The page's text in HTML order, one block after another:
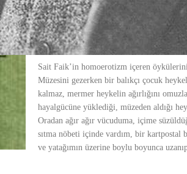
Öykülerindeki homoerotizm “İpek Mendil”,
gizlenir. Bu belirsizlikler “
Alemdağda Var
gerçeküstüdür. Çözümlemek ve anlatılmak
Sait Faik’in homoerotizm içeren
Müzesini gezerken bir balıkçı çocuk
kalmaz, mermer heykelin ağırlığını
hayalgücüne yüklediği, müzeden aldığı
Oradan ağır ağır vücuduma, içime
sıtma nöbeti içinde vardım, bir kartpostal
ve yatağımın üzerine boylu boyunca